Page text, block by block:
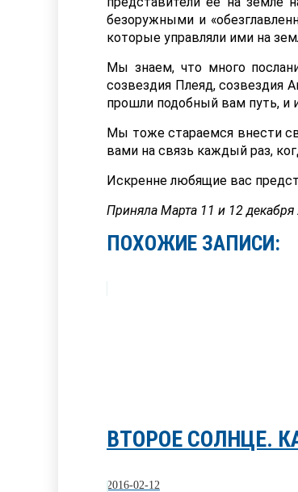
безоружными и
которые управляли ими на
Мы знаем, что много
созвездия Плеяд, созвездия
прошли подобный вам путь, и
Мы тоже стараемся внести
вами на связь каждый раз,
Искренне любящие вас
Приняла Марта 11 и 12 декабря
ПОХОЖИЕ ЗАПИСИ:
ВТОРОЕ СОЛНЦЕ.
2016-02-12